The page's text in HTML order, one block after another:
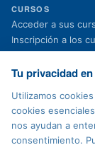
CURSOS
Acceder a sus
Inscripción a los
Proyectos en
Proyectos
AVISO LEGAL
Política de
Tu privacidad
Utilizamos
cookies
nos ayudan a
consentimiento.